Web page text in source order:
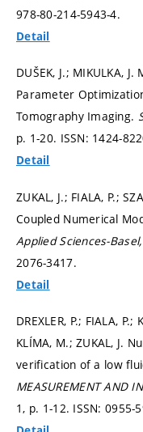
978-80-214-5943-4.
Detail
DUŠEK, J.; MIKULKA,
Parameter
Tomography Imaging.
p. 1-20. ISSN: 1424-
Detail
ZUKAL, J.; FIALA, P.;
Coupled Numerical
Applied Sciences-Basel,
2076-3417.
Detail
DREXLER, P.; FIALA, P.;
KLÍMA, M.; ZUKAL, J.
verification of a low
MEASUREMENT AND
1, p. 1-12. ISSN: 0955-